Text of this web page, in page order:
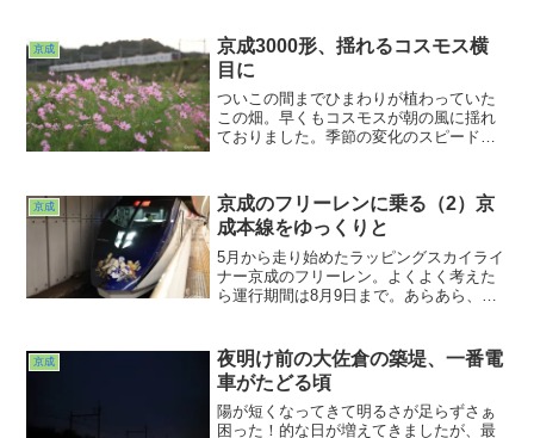
たw。というわけで勝手知ったる佐倉近辺
に行ってみました。まずは上り列車。シ
ティライナー232号。
京成
京成3000形、揺れるコスモス横
目に
ついこの間までひまわりが植わっていた
この畑。早くもコスモスが朝の風に揺れ
ておりました。季節の変化のスピードに
て。いろんなことの変化がスピードアッ
プしちゃってる昨今。ウカウカしてはお
れませんね。じきに雪が・・・って考え
すぎかw
京成
京成のフリーレンに乗る（2）京
成本線をゆっくりと
5月から走り始めたラッピングスカイライ
ナー京成のフリーレン。よくよく考えた
ら運行期間は8月9日まで。あらあら、も
ことにしました。京成上野での発車前観
察までが前回（1）でのお話。今回はいよ
いよ上野を発車します。
京成
夜明け前の大佐倉の築堤、一番電
車がたどる頃
陽が短くなってきて明るさが足らずさぁ
困った！的な日が増えてきましたが、最